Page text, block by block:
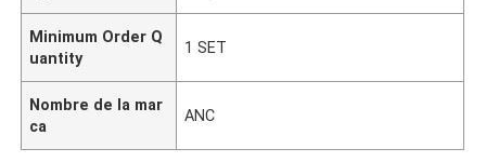
Minimum Order Q
uantity
1 SET
Nombre de la mar
ca
ANC